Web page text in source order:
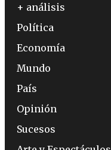
+ análisis
Política
Economía
Mundo
País
Opinión
Sucesos